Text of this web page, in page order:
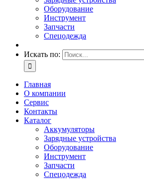
Оборудование
Инструмент
Запчасти
Спецодежда
Искать по:
Главная
О компании
Сервис
Контакты
Каталог
Аккумуляторы
Зарядные устройства
Оборудование
Инструмент
Запчасти
Спецодежда